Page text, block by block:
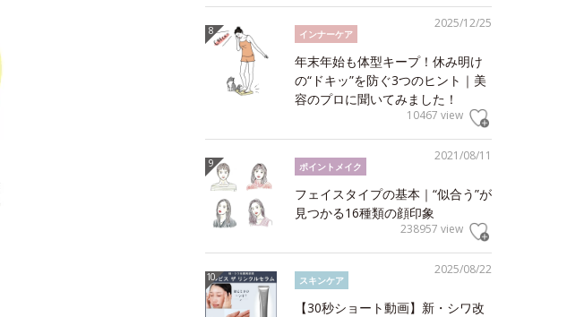
2025/12/25
インナーケア
年末年始も体型キープ！休み明け
の“ドキッ”を防ぐ3つのヒント｜美
容のプロに聞いてみました！
10467 view
2021/08/11
ポイントメイク
フェイスタイプの基本｜“似合う”が
見つかる16種類の顔印象
238957 view
2025/08/22
スキンケア
【30秒ショート動画】新・シワ改